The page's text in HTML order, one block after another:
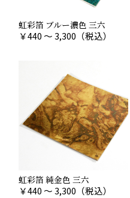
虹彩箔 ブルー濃色 三六
￥440 ～ 3,300 （税込）
虹彩箔 純金色 三六
￥440 ～ 3,300 （税込）